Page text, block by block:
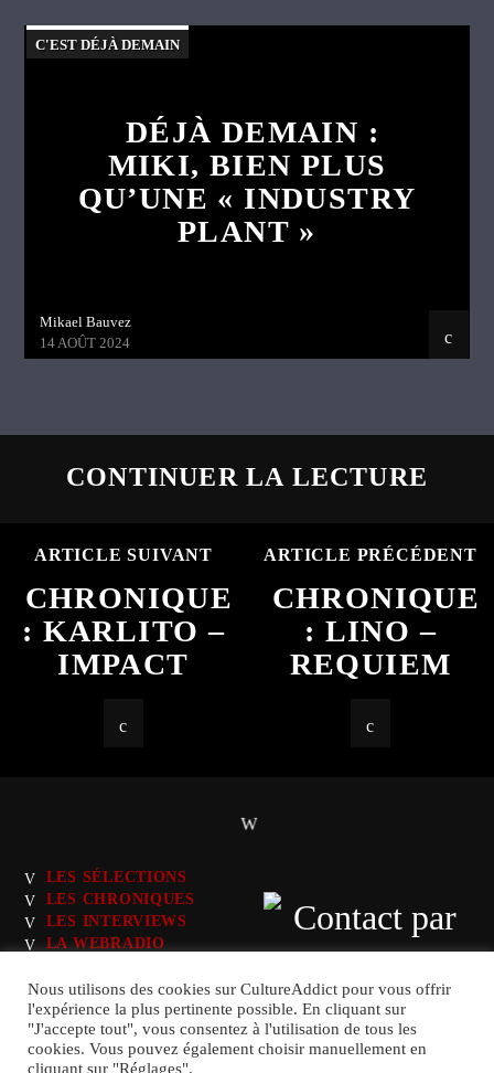
C'EST DÉJÀ DEMAIN
DÉJÀ DEMAIN :
MIKI, BIEN PLUS
QU’UNE « INDUSTRY
PLANT »
Mikael Bauvez
14 AOÛT 2024
CONTINUER LA LECTURE
ARTICLE SUIVANT
CHRONIQUE
: KARLITO –
IMPACT
ARTICLE PRÉCÉDENT
CHRONIQUE
: LINO –
REQUIEM
LES SÉLECTIONS
LES CHRONIQUES
LES INTERVIEWS
LA WEBRADIO
Nous utilisons des cookies sur CultureAddict pour vous offrir
l'expérience la plus pertinente possible. En cliquant sur
"J'accepte tout", vous consentez à l'utilisation de tous les
cookies. Vous pouvez également choisir manuellement en
cliquant sur "Réglages".